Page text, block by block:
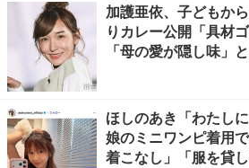
加護亜依、子どもか
りカレー公開「具材
「母の愛が隠し味」
ほしのあき「わたし
娘のミニワンピ着用
着こなし」「服を貸